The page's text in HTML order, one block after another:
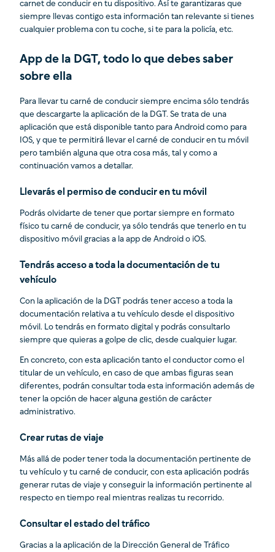
carnet de conducir en tu dispositivo. Así te garantizaras que
siempre llevas contigo esta información tan relevante si tienes
cualquier problema con tu coche, si te para la policía, etc.
App de la DGT, todo lo que debes saber
sobre ella
Para llevar tu carné de conducir siempre encima sólo tendrás
que descargarte la aplicación de la DGT. Se trata de una
aplicación que está disponible tanto para Android como para
IOS, y que te permitirá llevar el carné de conducir en tu móvil
pero también alguna que otra cosa más, tal y como a
continuación vamos a detallar.
Llevarás el permiso de conducir en tu móvil
Podrás olvidarte de tener que portar siempre en formato
físico tu carné de conducir, ya sólo tendrás que tenerlo en tu
dispositivo móvil gracias a la app de Android o iOS.
Tendrás acceso a toda la documentación de tu
vehículo
Con la aplicación de la DGT podrás tener acceso a toda la
documentación relativa a tu vehículo desde el dispositivo
móvil. Lo tendrás en formato digital y podrás consultarlo
siempre que quieras a golpe de clic, desde cualquier lugar.
En concreto, con esta aplicación tanto el conductor como el
titular de un vehículo, en caso de que ambas figuras sean
diferentes, podrán consultar toda esta información además de
tener la opción de hacer alguna gestión de carácter
administrativo.
Crear rutas de viaje
Más allá de poder tener toda la documentación pertinente de
tu vehículo y tu carné de conducir, con esta aplicación podrás
generar rutas de viaje y conseguir la información pertinente al
respecto en tiempo real mientras realizas tu recorrido.
Consultar el estado del tráfico
Gracias a la aplicación de la Dirección General de Tráfico